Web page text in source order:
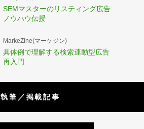
SEMマスターのリスティング広告
ノウハウ伝授
MarkeZine(マーケジン)
具体例で理解する検索連動型広告
再入門
執筆／掲載記事